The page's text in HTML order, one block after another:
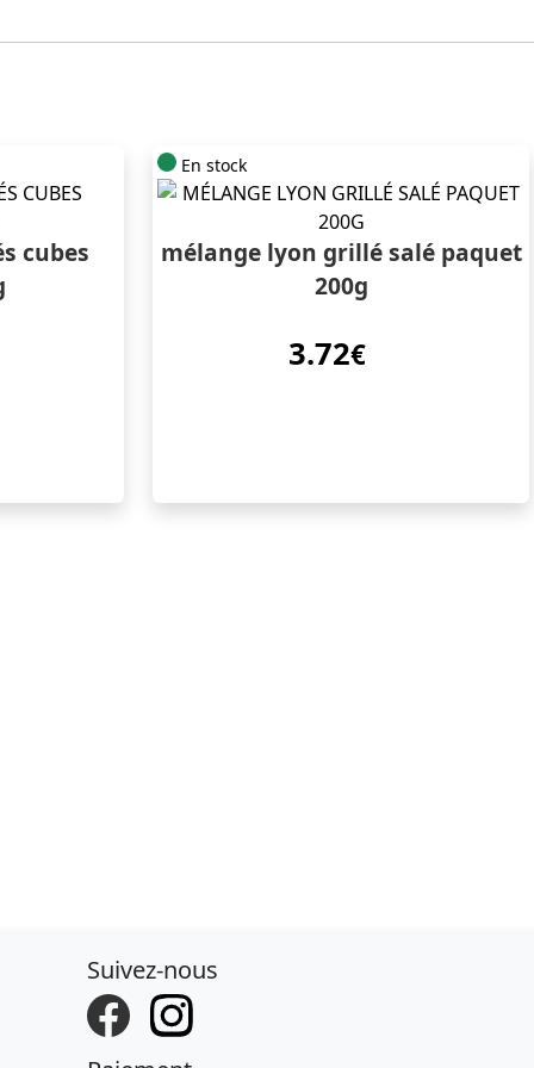
cubes
En stock
mélange lyon grillé salé paquet
200g
3.72€
Suivez-nous